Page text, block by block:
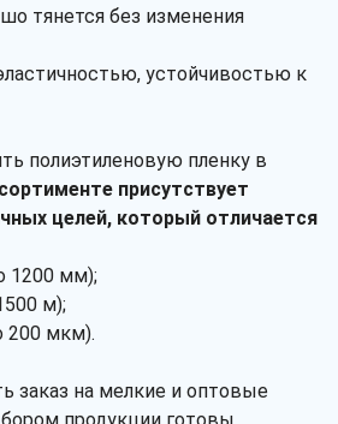
тянется без изменения
устойчивостью к
полиэтиленовую пленку в
присутствует
целей, который отличается
1200 мм);
м);
200 мкм).
заказ на мелкие и оптовые